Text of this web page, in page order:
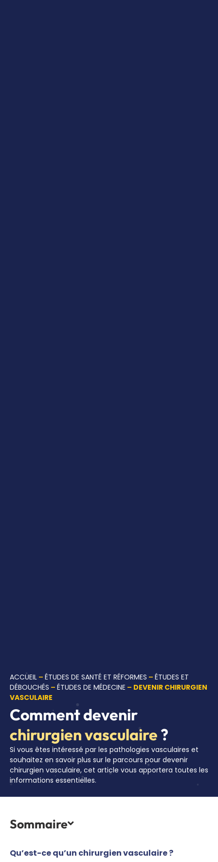
ACCUEIL – ÉTUDES DE SANTÉ ET RÉFORMES – ÉTUDES ET
DÉBOUCHÉS – ÉTUDES DE MÉDECINE – DEVENIR CHIRURGIEN
VASCULAIRE
Comment devenir
chirurgien vasculaire ?
Si vous êtes intéressé par les pathologies vasculaires et
souhaitez en savoir plus sur le parcours pour devenir
chirurgien vasculaire, cet article vous apportera toutes les
informations essentielles.
Sommaire
Qu’est-ce qu’un chirurgien vasculaire ?